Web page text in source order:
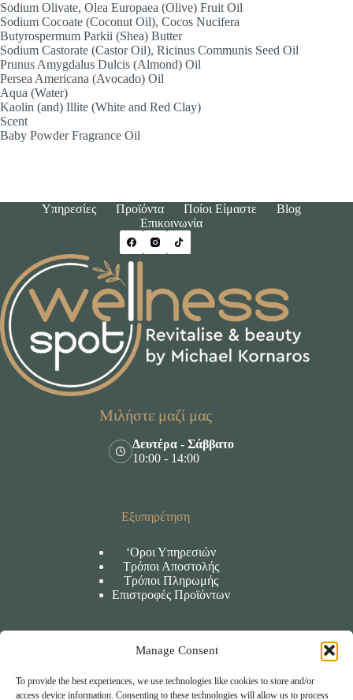
Manage Consent
To provide the best experiences, we use technologies like cookies to store and/or
access device information. Consenting to these technologies will allow us to process
Sodium Olivate, Olea Europaea (Olive) Fruit Oil
Sodium Cocoate (Coconut Oil), Cocos Nucifera
Butyrospermum Parkii (Shea) Butter
Sodium Castorate (Castor Oil), Ricinus Communis Seed Oil
Prunus Amygdalus Dulcis (Almond) Oil
Persea Americana (Avocado) Oil
Aqua (Water)
Kaolin (and) Illite (White and Red Clay)
Scent
Baby Powder Fragrance Oil
Υπηρεσίες Προϊόντα Ποίοι Είμαστε
Blog
Επικοινωνία
Μιλήστε μαζί μας
Δευτέρα - Σάββατο
10:00 - 14:00
Εξυπηρέτηση
‘Οροι Υπηρεσιών
Τρόποι Αποστολής
Τρόποι Πληρωμής
Επιστροφές Προϊόντων
Πληροφορίες
‘Οροι χρήσης